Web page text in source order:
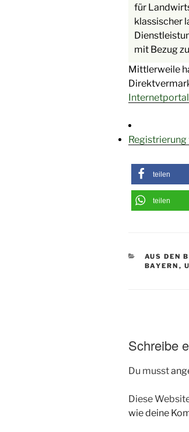
für
klassischer
mit Bezug
Mittlerweile
teilen
teilen
AUS DEN
BAYERN ,
Schreibe
Du musst
Diese
wie deine